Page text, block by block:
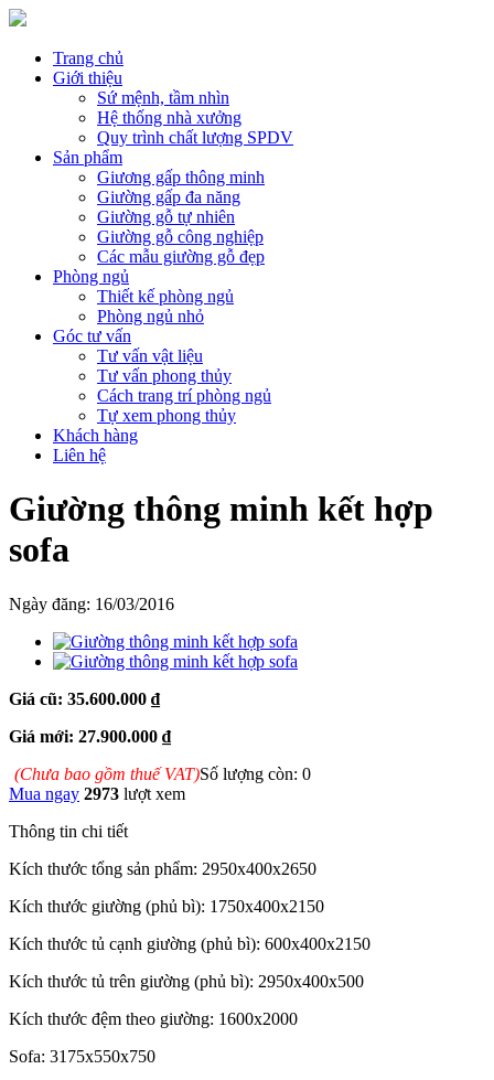
Trang chủ
Giới thiệu
Sứ mệnh, tầm nhìn
Hệ thống nhà xưởng
Quy trình chất lượng SPDV
Sản phẩm
Giương gấp thông minh
Giường gấp đa năng
Giường gỗ tự nhiên
Giường gỗ công nghiệp
Các mẫu giường gỗ đẹp
Phòng ngủ
Thiết kế phòng ngủ
Phòng ngủ nhỏ
Góc tư vấn
Tư vấn vật liệu
Tư vấn phong thủy
Cách trang trí phòng ngủ
Tự xem phong thủy
Khách hàng
Liên hệ
Giường thông minh kết hợp
sofa
Ngày đăng: 16/03/2016
Giá cũ: 35.600.000 ₫
Giá mới: 27.900.000 ₫
(Chưa bao gồm thuế VAT)Số lượng còn: 0
Mua ngay 2973 lượt xem
Thông tin chi tiết
Kích thước tổng sản phẩm: 2950x400x2650
Kích thước giường (phủ bì): 1750x400x2150
Kích thước tủ cạnh giường (phủ bì): 600x400x2150
Kích thước tủ trên giường (phủ bì): 2950x400x500
Kích thước đệm theo giường: 1600x2000
Sofa: 3175x550x750